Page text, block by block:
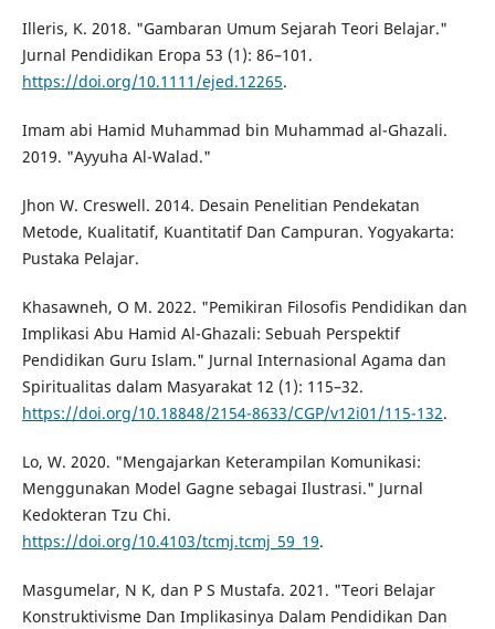
Illeris, K. 2018. "Gambaran Umum Sejarah Teori Belajar."
Jurnal Pendidikan Eropa 53 (1): 86–101.
https://doi.org/10.1111/ejed.12265.
Imam abi Hamid Muhammad bin Muhammad al-Ghazali.
2019. "Ayyuha Al-Walad."
Jhon W. Creswell. 2014. Desain Penelitian Pendekatan
Metode, Kualitatif, Kuantitatif Dan Campuran. Yogyakarta:
Pustaka Pelajar.
Khasawneh, O M. 2022. "Pemikiran Filosofis Pendidikan dan
Implikasi Abu Hamid Al-Ghazali: Sebuah Perspektif
Pendidikan Guru Islam." Jurnal Internasional Agama dan
Spiritualitas dalam Masyarakat 12 (1): 115–32.
https://doi.org/10.18848/2154-8633/CGP/v12i01/115-132.
Lo, W. 2020. "Mengajarkan Keterampilan Komunikasi:
Menggunakan Model Gagne sebagai Ilustrasi." Jurnal
Kedokteran Tzu Chi.
https://doi.org/10.4103/tcmj.tcmj_59_19.
Masgumelar, N K, dan P S Mustafa. 2021. "Teori Belajar
Konstruktivisme Dan Implikasinya Dalam Pendidikan Dan